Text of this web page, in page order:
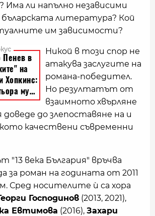
Има ли напълно независими
литература? Кой
им зависимости?
Никой в този спор не
атакува заслугите на
романа-победител.
Но резултатът от
взаимното хвърляне
доведе до злепоставяне на и
качествени съвременни
"13 века България" връчва
за роман на годината от 2011
Сред носителите ѝ са хора
Господинов (2013, 2021),
Евтимова (2016), Захари